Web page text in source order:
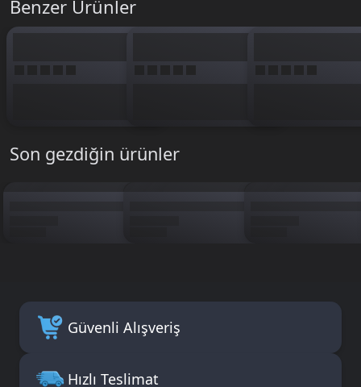
Birim fiyat avantajıyla uzun vadeli konfor arayanlar için 9832 elmas. Aynı
birim fiyat avantajından da yararlan. Uzun vadede elmas stresi yaşamak
Benzer Ürünler
Son gezdiğin ürünler
Güvenli Alışveriş
Hızlı Teslimat